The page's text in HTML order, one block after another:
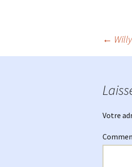
Navigation
←
Votre